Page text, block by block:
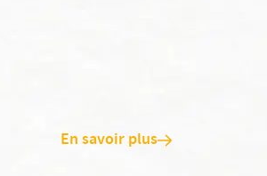
En savoir plus